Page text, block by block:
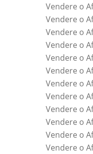
Vendere o
Vendere o
Vendere o
Vendere o